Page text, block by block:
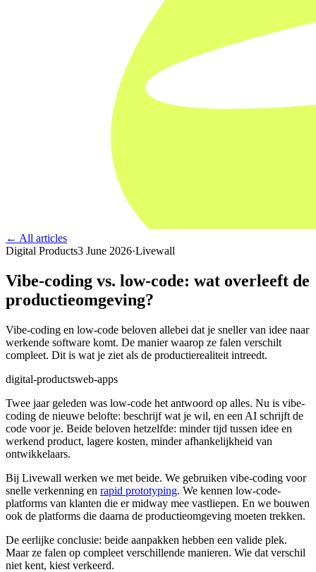
← All articles
Digital Products3 June 2026·Livewall
Vibe-coding vs. low-code: wat overleeft de
productieomgeving?
Vibe-coding en low-code beloven allebei dat je sneller van idee naar
werkende software komt. De manier waarop ze falen verschilt
compleet. Dit is wat je ziet als de productierealiteit intreedt.
digital-productsweb-apps
Twee jaar geleden was low-code het antwoord op alles. Nu is vibe-
coding de nieuwe belofte: beschrijf wat je wil, en een AI schrijft de
code voor je. Beide beloven hetzelfde: minder tijd tussen idee en
werkend product, lagere kosten, minder afhankelijkheid van
ontwikkelaars.
Bij Livewall werken we met beide. We gebruiken vibe-coding voor
snelle verkenning en rapid prototyping. We kennen low-code-
platforms van klanten die er midway mee vastliepen. En we bouwen
ook de platforms die daarna de productieomgeving moeten trekken.
De eerlijke conclusie: beide aanpakken hebben een valide plek.
Maar ze falen op compleet verschillende manieren. Wie dat verschil
niet kent, kiest verkeerd.